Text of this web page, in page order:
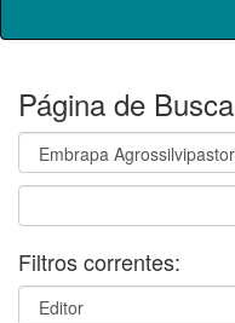
Página de Busca
Filtros correntes: